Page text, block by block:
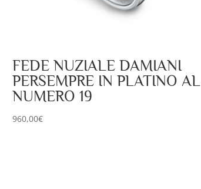
FEDE NUZIALE DAMIANI
PERSEMPRE IN PLATINO AL
NUMERO 19
960,00€